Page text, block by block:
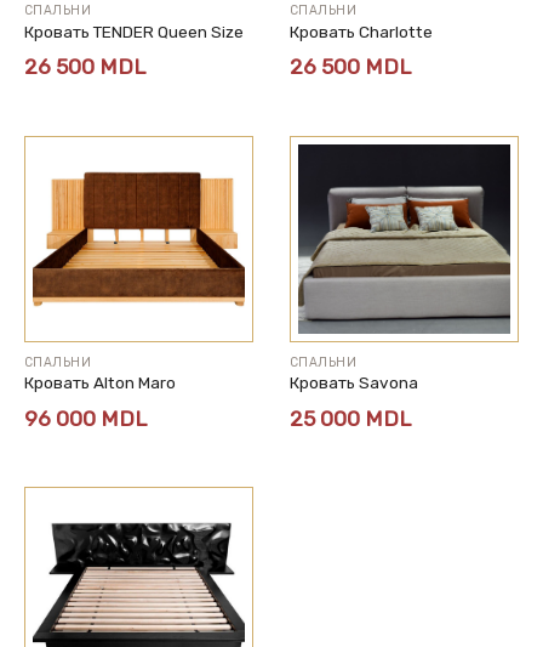
СПАЛЬНИ
Кровать TENDER Queen Size
26 500 MDL
СПАЛЬНИ
Кровать Charlotte
26 500 MDL
СПАЛЬНИ
Кровать Alton Maro
96 000 MDL
СПАЛЬНИ
Кровать Savona
25 000 MDL